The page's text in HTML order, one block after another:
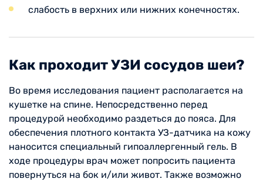
слабость в верхних или нижних конечностях.
Как проходит УЗИ сосудов шеи?
Во время исследования пациент располагается на
кушетке на спине. Непосредственно перед
процедурой необходимо раздеться до пояса. Для
обеспечения плотного контакта УЗ-датчика на кожу
наносится специальный гипоаллергенный гель. В
ходе процедуры врач может попросить пациента
повернуться на бок и/или живот. Также возможно